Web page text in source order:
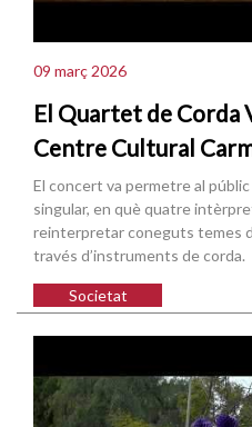
09 març 2026
El Quartet de Corda
Centre Cultural
El concert va permetre al
singular, en què quatre
reinterpretar coneguts temes
través d’instruments de corda.
Societat